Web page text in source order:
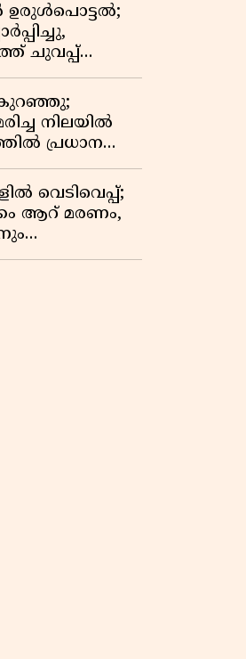
ഉരുൾപൊട്ടൽ;
ചുവപ്പ്
കുറഞ്ഞു;
നിലയിൽ
പ്രധാന
വെടിവെപ്പ്;
ആറ് മരണം,